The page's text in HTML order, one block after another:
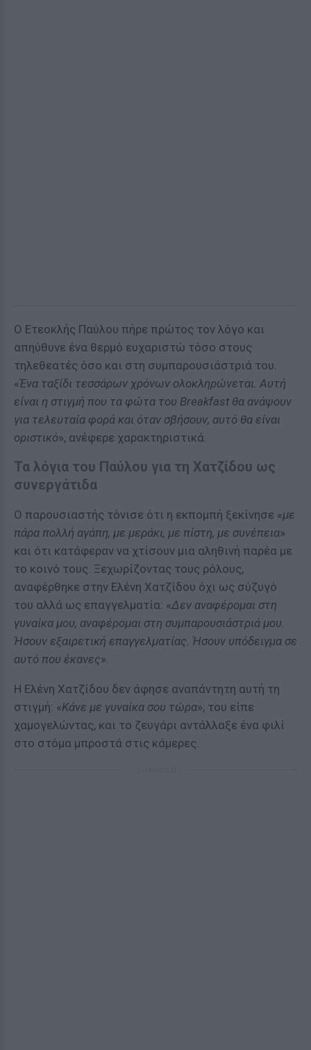
Ο Ετεοκλής Παύλου πήρε πρώτος τον λόγο και
απηύθυνε ένα θερμό ευχαριστώ τόσο στους
τηλεθεατές όσο και στη συμπαρουσιάστριά του.
«Ένα ταξίδι τεσσάρων χρόνων ολοκληρώνεται. Αυτή
είναι η στιγμή που τα φώτα του Breakfast θα ανάψουν
για τελευταία φορά και όταν σβήσουν, αυτό θα είναι
οριστικό», ανέφερε χαρακτηριστικά.
Τα λόγια του Παύλου για τη Χατζίδου ως
συνεργάτιδα
Ο παρουσιαστής τόνισε ότι η εκπομπή ξεκίνησε «με
πάρα πολλή αγάπη, με μεράκι, με πίστη, με συνέπεια»
και ότι κατάφεραν να χτίσουν μια αληθινή παρέα με
το κοινό τους. Ξεχωρίζοντας τους ρόλους,
αναφέρθηκε στην Ελένη Χατζίδου όχι ως σύζυγό
του αλλά ως επαγγελματία: «Δεν αναφέρομαι στη
γυναίκα μου, αναφέρομαι στη συμπαρουσιάστριά μου.
Ήσουν εξαιρετική επαγγελματίας. Ήσουν υπόδειγμα σε
αυτό που έκανες».
Η Ελένη Χατζίδου δεν άφησε αναπάντητη αυτή τη
στιγμή: «Κάνε με γυναίκα σου τώρα», του είπε
χαμογελώντας, και το ζευγάρι αντάλλαξε ένα φιλί
στο στόμα μπροστά στις κάμερες.